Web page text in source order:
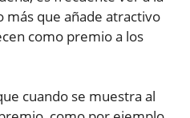
que añade atractivo
como premio a los
cuando se muestra al